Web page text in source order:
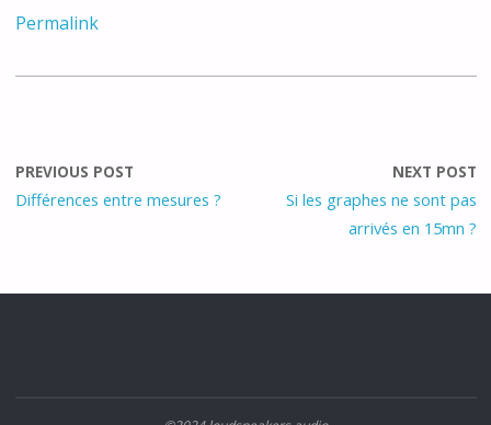
Permalink
PREVIOUS POST
Différences entre mesures ?
NEXT POST
Si les graphes ne sont pas
arrivés en 15mn ?